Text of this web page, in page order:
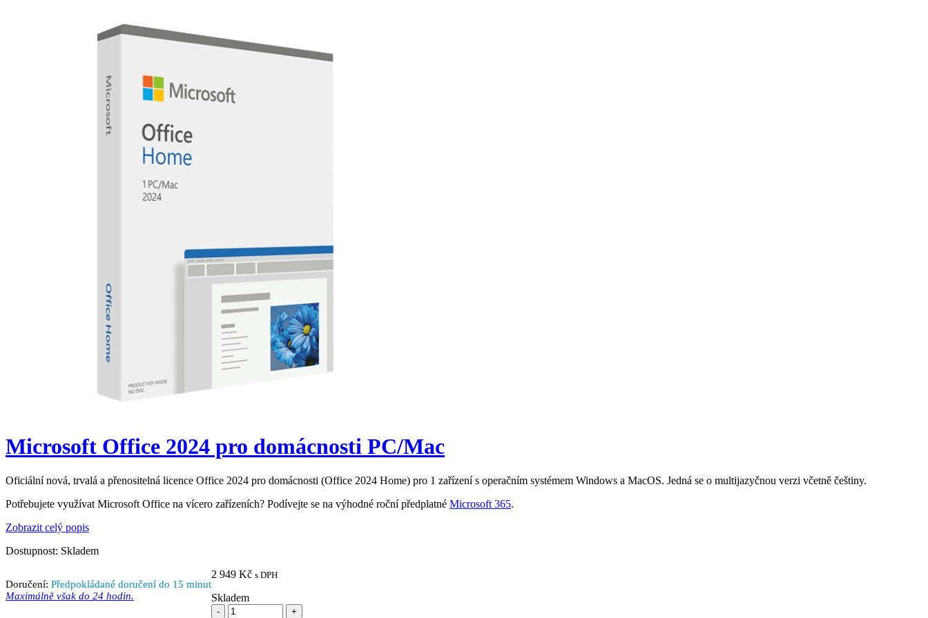
Microsoft Office 2024 pro domácnosti PC/Mac
Oficiální nová, trvalá a přenositelná licence Office 2024 pro domácnosti (Office 2024 Home) pro 1 zařízení s operačním systémem Windows a MacOS. Jedná se o multijazyčnou verzi včetně češtiny.
Potřebujete využívat Microsoft Office na vícero zařízeních? Podívejte se na výhodné roční předplatné Microsoft 365.
Zobrazit celý popis
Dostupnost: Skladem
Doručení: Předpokládané doručení do 15 minut
Maximálně však do 24 hodin.
2 949 Kč s DPH
Skladem